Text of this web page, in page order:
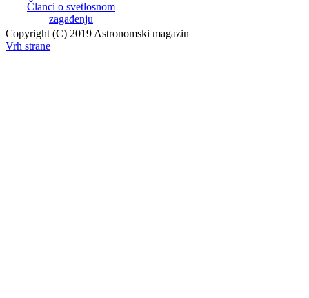
Članci o svetlosnom
zagađenju
Copyright (C) 2019 Astronomski magazin
Vrh strane